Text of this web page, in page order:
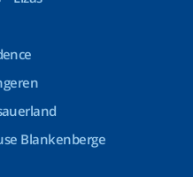
Blankenberge